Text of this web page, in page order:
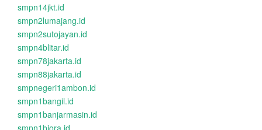
smpn14jkt.id
smpn2lumajang.id
smpn2sutojayan.id
smpn4blitar.id
smpn78jakarta.id
smpn88jakarta.id
smpnegeri1ambon.id
smpn1bangil.id
smpn1banjarmasin.id
smpn1biora.id